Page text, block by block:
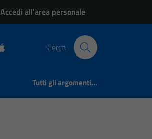
Accedi all'area personale
Cerca
Tutti gli argomenti...